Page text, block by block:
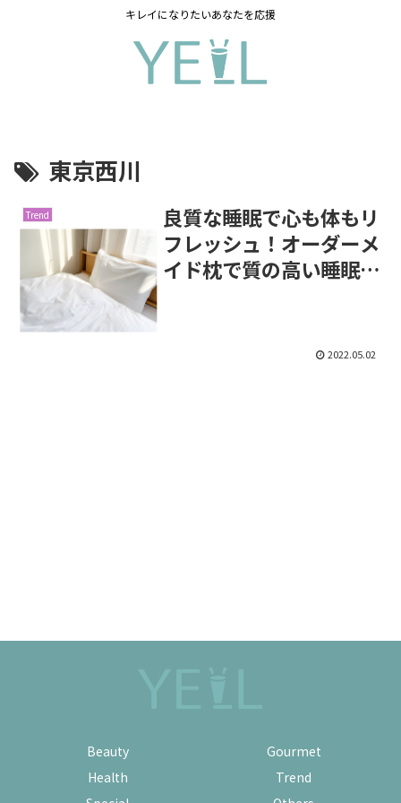
キレイになりたいあなたを応援
東京西川
Trend
良質な睡眠で心も体もリ
フレッシュ！オーダーメ
イド枕で質の高い睡眠
2022.05.02
Beauty
Gourmet
Health
Trend